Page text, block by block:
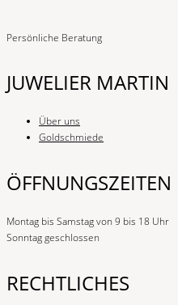
Persönliche Beratung
JUWELIER MARTIN
Über uns
Goldschmiede
ÖFFNUNGSZEITEN
Montag bis Samstag von 9 bis 18 Uhr
Sonntag geschlossen
RECHTLICHES